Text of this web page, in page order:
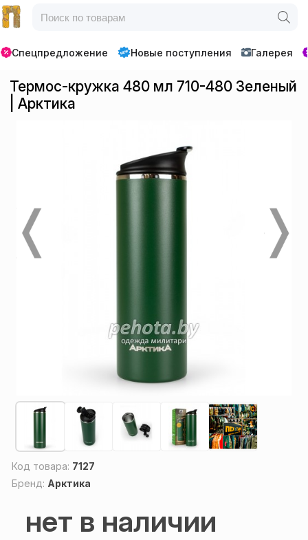
Спецпредложение Новые поступления Галерея
Термос-кружка 480 мл 710-480 Зеленый
| Арктика
Код товара: 7127
Бренд: Арктика
нет в наличии